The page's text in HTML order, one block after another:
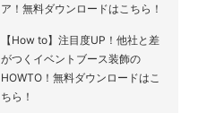
ア！無料ダウンロードはこちら！
【How to】注目度UP！他社と差
がつくイベントブース装飾の
HOWTO！無料ダウンロードはこ
ちら！